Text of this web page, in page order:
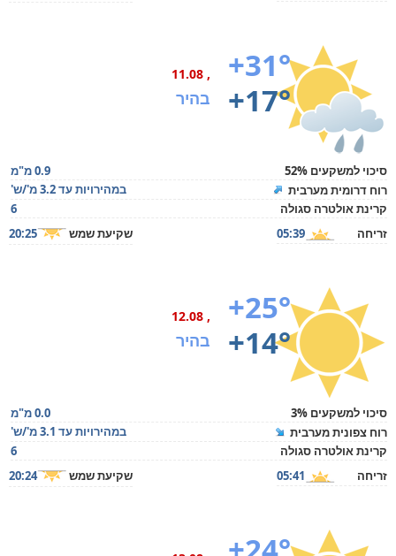
+31°
+17°
, 11.08
בהיר
סיכוי למשקעים 52%
0.9 מ"מ
רוח דרומית מערבית
במהירויות עד 3.2 מ'/ש'
קרינת אולטרה סגולה
6
זריחה
05:39 שקיעת שמש 20:25
+25°
+14°
, 12.08
בהיר
סיכוי למשקעים 3%
0.0 מ"מ
רוח צפונית מערבית
במהירויות עד 3.1 מ'/ש'
קרינת אולטרה סגולה
6
זריחה
05:41 שקיעת שמש 20:24